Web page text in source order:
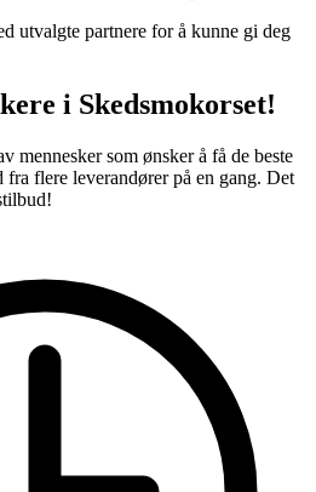
utvalgte partnere for å kunne gi deg
i Skedsmokorset!
mennesker som ønsker å få de beste
fra flere leverandører på en gang. Det